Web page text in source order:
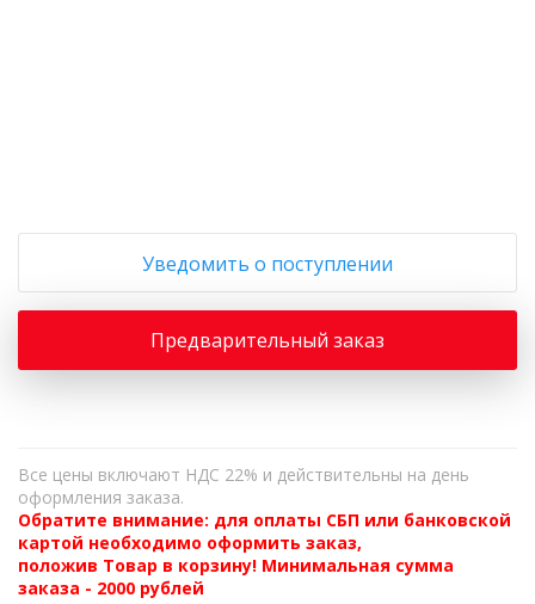
Уведомить о поступлении
Предварительный заказ
Все цены включают НДС 22% и действительны на день
оформления заказа.
Обратите внимание: для оплаты СБП или банковской
картой необходимо оформить заказ,
положив Товар в корзину! Минимальная сумма
заказа - 2000 рублей